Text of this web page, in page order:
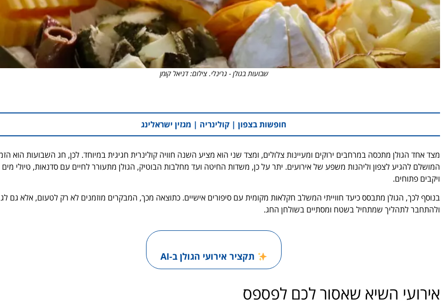
שבועות בגולן - גרינלי. צילום: דניאל קומן
חופשות בצפון | קולינריה | מגזין ישראלינג
מצד אחד הגולן מתכסה במרחבים ירוקים ומעיינות צלולים, ומצד שני הוא מציע השנה חוויה קולינרית חגיגית במיוחד. לכן, חג השבועות הוא
המושלם להגיע לצפון וליהנות משפע של אירועים. יתר על כן, משדות החיטה ועד מחלבות הבוטיק, הגולן מתעורר לחיים עם סדנאות, טיולי מים
ויקבים פתוחים.
בנוסף לכך, הגולן מתבסס כיעד חווייתי המשלב חקלאות מקומית עם סיפורים אישיים. כתוצאה מכך, המבקרים מוזמנים לא רק לטעום, אלא גם
ולהתחבר לתהליך שמתחיל בשטח ומסתיים בשולחן החג.
תקציר אירועי הגולן ב-AI
אירועי השיא שאסור לכם לפספס